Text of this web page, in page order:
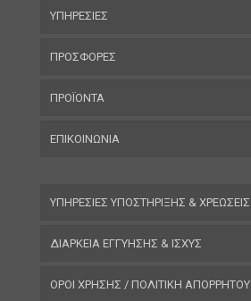
ΥΠΗΡΕΣΙΕΣ
ΠΡΟΣΦΟΡΕΣ
ΠΡΟΪΟΝΤΑ
ΕΠΙΚΟΙΝΩΝΙΑ
ΥΠΗΡΕΣΙΕΣ ΥΠΟΣΤΗΡΙΞΗΣ & ΧΡΕΩΣΕΙΣ
ΔΙΑΡΚΕΙΑ ΕΓΓΥΗΣΗΣ & ΙΣΧΥΣ
ΟΡΟΙ ΧΡΗΣΗΣ / ΠΟΛΙΤΙΚΗ ΑΠΟΡΡΗΤΟΥ